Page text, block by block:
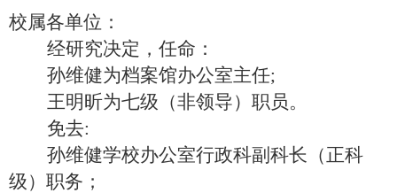
校属各单位：
经研究决定，任命：
孙维健为档案馆办公室主任;
王明昕为七级（非领导）职员。
免去:
孙维健学校办公室行政科副科长 （正科
级）职务；